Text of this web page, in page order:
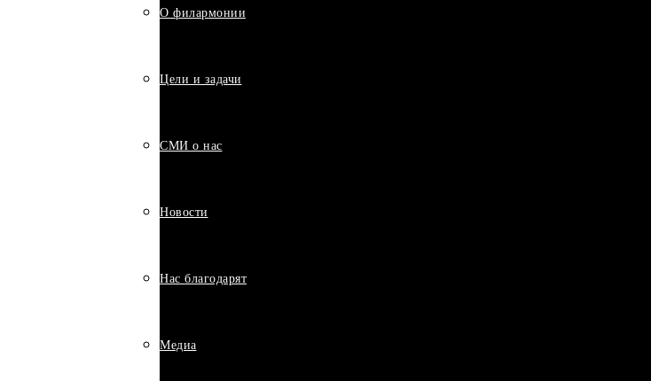
О филармонии
Цели и задачи
СМИ о нас
Новости
Нас благодарят
Медиа